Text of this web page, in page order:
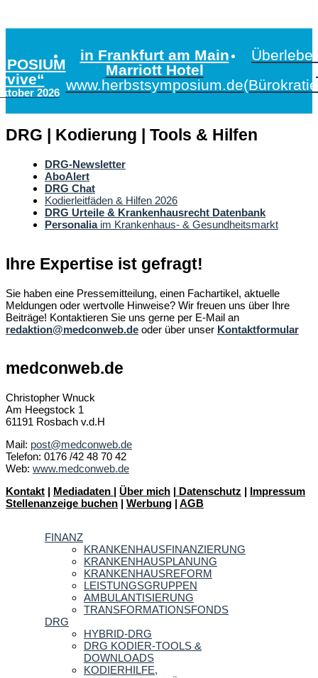
2026
in Frankfurt am Main
Marriott Hotel
www.herbstsymposium.de
DRG | Kodierung | Tools & Hilfen
DRG-Newsletter
AboAlert
DRG Chat
Kodierleitfäden & Hilfen 2026
DRG Urteile & Krankenhausrecht Datenbank
Personaliaim Krankenhaus- & Gesundheitsmarkt
Ihre Expertise ist gefragt!
Sie haben eine Pressemitteilung, einen Fachartikel, aktuelle
Meldungen oder wertvolle Hinweise? Wir freuen uns über Ihre
Beiträge! Kontaktieren Sie uns gerne per E-Mail an
redaktion@medconweb.de oder über unser Kontaktformular
medconweb.de
Christopher Wnuck
Am Heegstock 1
61191 Rosbach v.d.H
Mail: post@medconweb.de
Telefon: 0176 /42 48 70 42
Web: www.medconweb.de
Kontakt | Mediadaten | Über mich | Datenschutz | Impressum
Stellenanzeige buchen | Werbung | AGB
FINANZ
KRANKENHAUSFINANZIERUNG
KRANKENHAUSPLANUNG
KRANKENHAUSREFORM
LEISTUNGSGRUPPEN
AMBULANTISIERUNG
TRANSFORMATIONSFONDS
DRG
HYBRID-DRG
DRG KODIER-TOOLS &
DOWNLOADS
KODIERHILFE,